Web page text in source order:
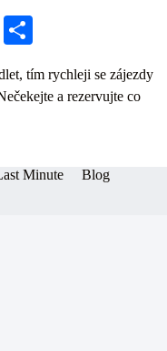
W
ts re
tím rychleji se zájezdy
a rezervujte co
Minute Blog